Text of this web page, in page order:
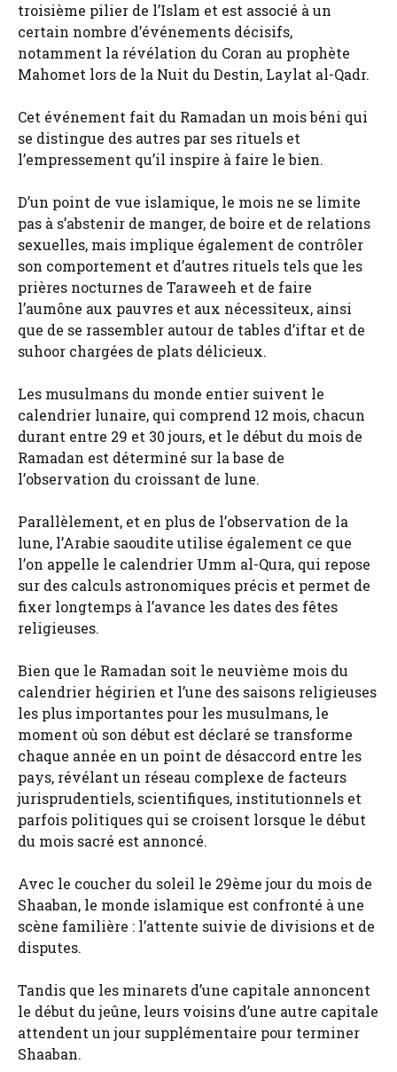
troisième pilier de l’Islam et est associé à un
certain nombre d’événements décisifs,
notamment la révélation du Coran au prophète
Mahomet lors de la Nuit du Destin, Laylat al-Qadr.
Cet événement fait du Ramadan un mois béni qui
se distingue des autres par ses rituels et
l’empressement qu’il inspire à faire le bien.
D’un point de vue islamique, le mois ne se limite
pas à s’abstenir de manger, de boire et de relations
sexuelles, mais implique également de contrôler
son comportement et d’autres rituels tels que les
prières nocturnes de Taraweeh et de faire
l’aumône aux pauvres et aux nécessiteux, ainsi
que de se rassembler autour de tables d’iftar et de
suhoor chargées de plats délicieux.
Les musulmans du monde entier suivent le
calendrier lunaire, qui comprend 12 mois, chacun
durant entre 29 et 30 jours, et le début du mois de
Ramadan est déterminé sur la base de
l’observation du croissant de lune.
Parallèlement, et en plus de l’observation de la
lune, l’Arabie saoudite utilise également ce que
l’on appelle le calendrier Umm al-Qura, qui repose
sur des calculs astronomiques précis et permet de
fixer longtemps à l’avance les dates des fêtes
religieuses.
Bien que le Ramadan soit le neuvième mois du
calendrier hégirien et l’une des saisons religieuses
les plus importantes pour les musulmans, le
moment où son début est déclaré se transforme
chaque année en un point de désaccord entre les
pays, révélant un réseau complexe de facteurs
jurisprudentiels, scientifiques, institutionnels et
parfois politiques qui se croisent lorsque le début
du mois sacré est annoncé.
Avec le coucher du soleil le 29ème jour du mois de
Shaaban, le monde islamique est confronté à une
scène familière : l’attente suivie de divisions et de
disputes.
Tandis que les minarets d’une capitale annoncent
le début du jeûne, leurs voisins d’une autre capitale
attendent un jour supplémentaire pour terminer
Shaaban.